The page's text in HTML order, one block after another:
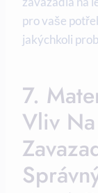
pro vaše
jakýchkoli
7.
Vliv